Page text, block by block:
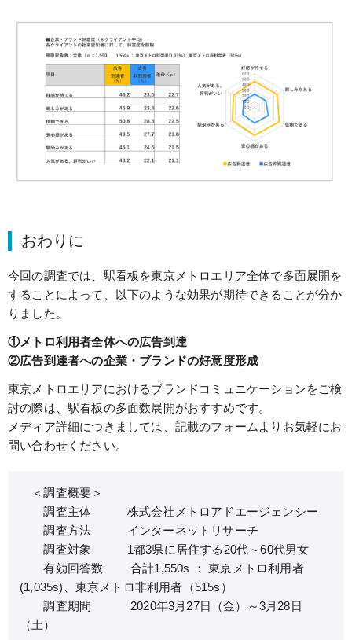
おわりに
今回の調査では、駅看板を東京メトロエリア全体で多面展開を
することによって、以下のような効果が期待できることが分か
りました。
①メトロ利用者全体への広告到達
②広告到達者への企業・ブランドの好意度形成
東京メトロエリアにおけるブランドコミュニケーションをご検
討の際は、駅看板の多面数展開がおすすめです。
メディア詳細につきましては、記載のフォームよりお気軽にお
問い合わせください。
＜調査概要＞
調査主体 株式会社メトロアドエージェンシー
調査方法 インターネットリサーチ
調査対象 1都3県に居住する20代～60代男女
有効回答数 合計1,550s ： 東京メトロ利用者
(1,035s)、東京メトロ非利用者（515s）
調査期間 2020年3月27日（金）～3月28日
（土）